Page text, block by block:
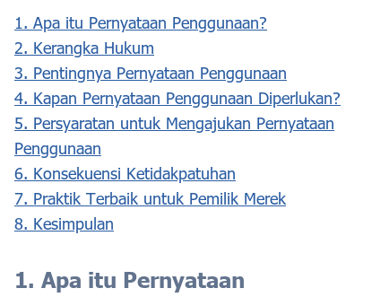
1. Apa itu Pernyataan Penggunaan?
2. Kerangka Hukum
3. Pentingnya Pernyataan Penggunaan
4. Kapan Pernyataan Penggunaan Diperlukan?
5. Persyaratan untuk Mengajukan Pernyataan
Penggunaan
6. Konsekuensi Ketidakpatuhan
7. Praktik Terbaik untuk Pemilik Merek
8. Kesimpulan
1. Apa itu Pernyataan